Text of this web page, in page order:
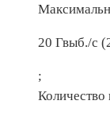
20 Гвыб./с
;
Количество